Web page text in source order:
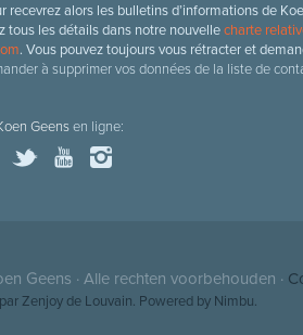
alors les bulletins d’informations de
tous les détails dans notre nouvellecharte
. Vous pouvez toujours vous rétracter et
à supprimer vos données de la liste de
Geensen ligne:
Geens · Alle rechten voorbehouden ·
Zenjoy de Louvain. Powered by Nimbu.